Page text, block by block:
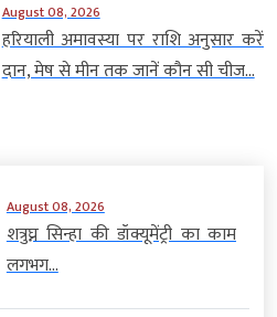
August 08, 2026
हरियाली अमावस्या पर राशि अनुसार करें
दान, मेष से मीन तक जानें कौन सी चीज...
August 08, 2026
शत्रुघ्न सिन्हा की डॉक्यूमेंट्री का काम
लगभग...